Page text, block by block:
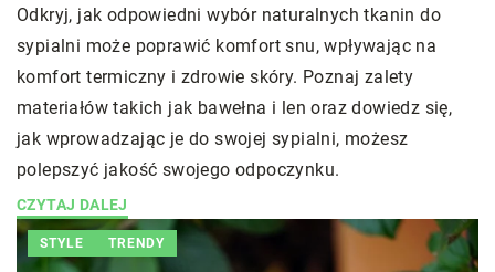
Odkryj, jak odpowiedni wybór naturalnych tkanin do
sypialni może poprawić komfort snu, wpływając na
komfort termiczny i zdrowie skóry. Poznaj zalety
materiałów takich jak bawełna i len oraz dowiedz się,
jak wprowadzając je do swojej sypialni, możesz
polepszyć jakość swojego odpoczynku.
CZYTAJ DALEJ
STYLE TRENDY